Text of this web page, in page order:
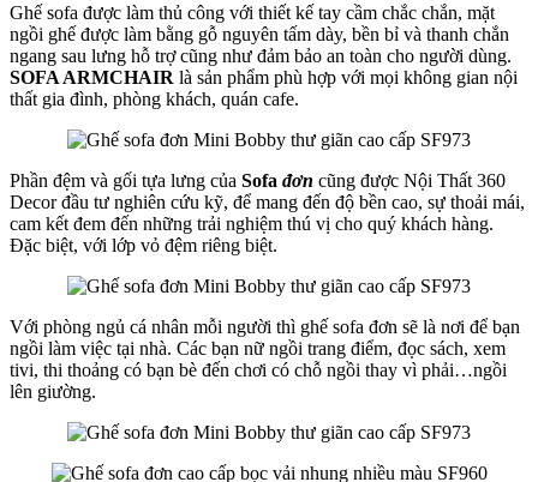
Ghế sofa được làm thủ công với thiết kế tay cầm chắc chắn, mặt
ngồi ghế được làm bằng gỗ nguyên tấm dày, bền bỉ và thanh chắn
ngang sau lưng hỗ trợ cũng như đảm bảo an toàn cho người dùng.
SOFA ARMCHAIR là sản phẩm phù hợp với mọi không gian nội
thất gia đình, phòng khách, quán cafe.
Phần đệm và gối tựa lưng của Sofa đơn cũng được Nội Thất 360
Decor đầu tư nghiên cứu kỹ, để mang đến độ bền cao, sự thoải mái,
cam kết đem đến những trải nghiệm thú vị cho quý khách hàng.
Đặc biệt, với lớp vỏ đệm riêng biệt.
Với phòng ngủ cá nhân mỗi người thì ghế sofa đơn sẽ là nơi để bạn
ngồi làm việc tại nhà. Các bạn nữ ngồi trang điểm, đọc sách, xem
tivi, thi thoảng có bạn bè đến chơi có chỗ ngồi thay vì phải…ngồi
lên giường.